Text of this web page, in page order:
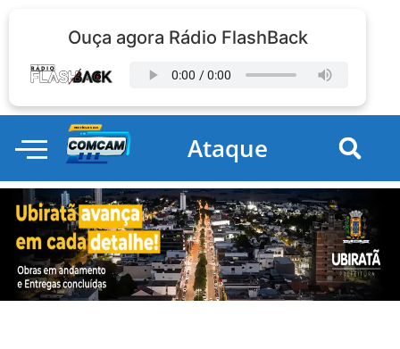
Ouça agora Rádio FlashBack
Ataque